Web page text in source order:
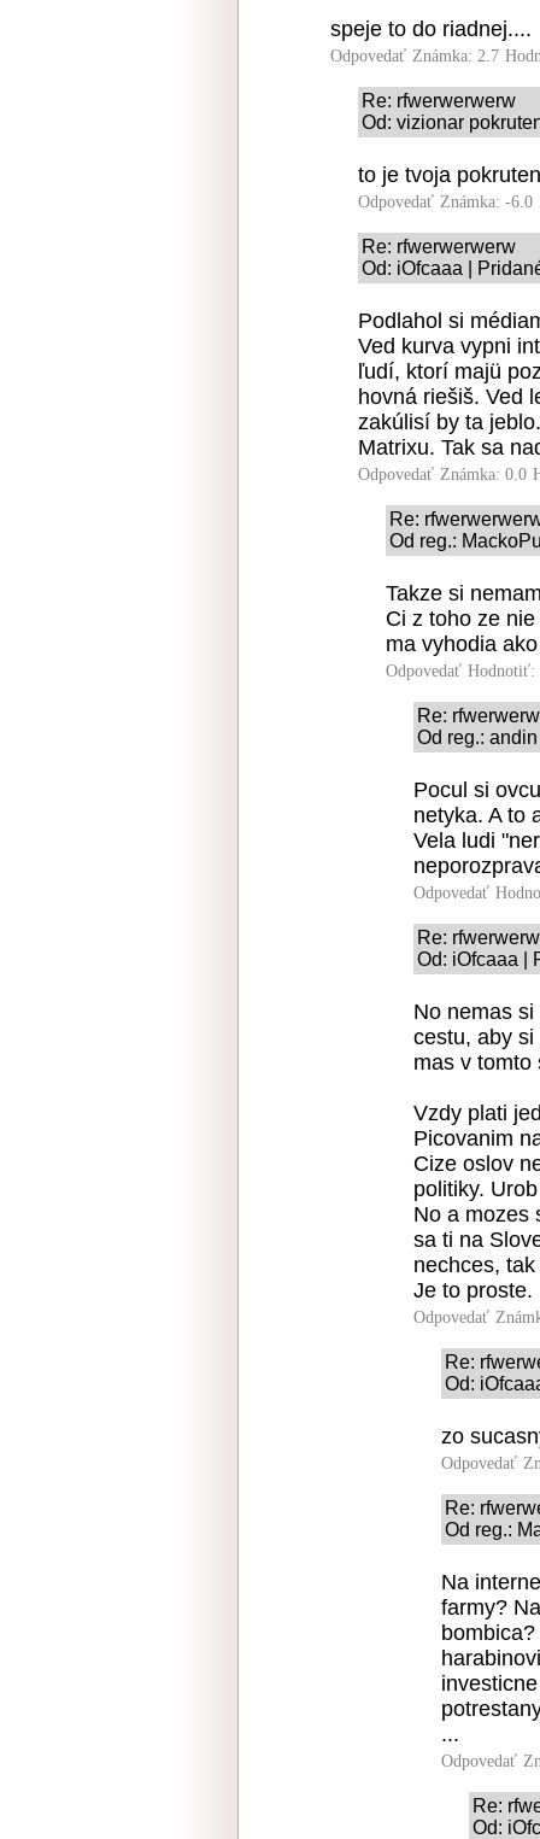
speje to do riadnej....
Odpovedať Známka: 2.7
Re: rfwerwerwerw
Od: vizionar
to je tvoja
Odpovedať Známka: -6.0
Re: rfwerwerwerw
Od: iOfcaaa |
Podlahol si
Ved kurva vypni
ľudí, ktorí majü
hovná riešiš. Ved
zakúlisí by ta
Matrixu. Tak sa
Odpovedať Známka: 0.0
Re:
Od reg.:
Takze si
Ci z toho ze
ma vyhodia
Odpovedať Hodnotiť:
Re:
Od reg.:
Pocul si
netyka. A to
Vela ludi
Odpovedať
Re:
Od: iOfcaaa |
No nemas
cestu, aby
mas v tomto
Vzdy plati
Picovanim
Cize oslov
politiky.
No a mozes
sa ti na
nechces,
Je to proste.
Odpovedať
Re:
Od:
zo
Odpovedať
Re:
Od reg.:
Na
farmy?
...
Odpovedať
Re:
Od: